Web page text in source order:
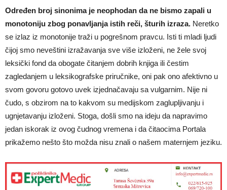
Određen broj sinonima je neophodan da ne bismo zapali u
monotoniju zbog ponavljanja istih reči, šturih izraza. Neretko
se izlaz iz monotonije traži u pogrešnom pravcu. Isti ti mladi ljudi
čijoj smo neveštini izražavanja sve više izloženi, ne žele svoj
leksički fond da obogate čitanjem dobrih knjiga ili čestim
zagledanjem u leksikografske priručnike, oni pak ono afektivno u
svom govoru gotovo uvek izjednačavaju sa vulgarnim. Nije ni
čudo, s obzirom na to kakvom su medijskom zaglupljivanju i
ugnjetavanju izloženi. Stoga, došli smo na ideju da napravimo
jedan iskorak iz ovog čudnog vremena i da čitaocima Portala
prikažemo nešto što možda nisu znali o našem maternjem jeziku.